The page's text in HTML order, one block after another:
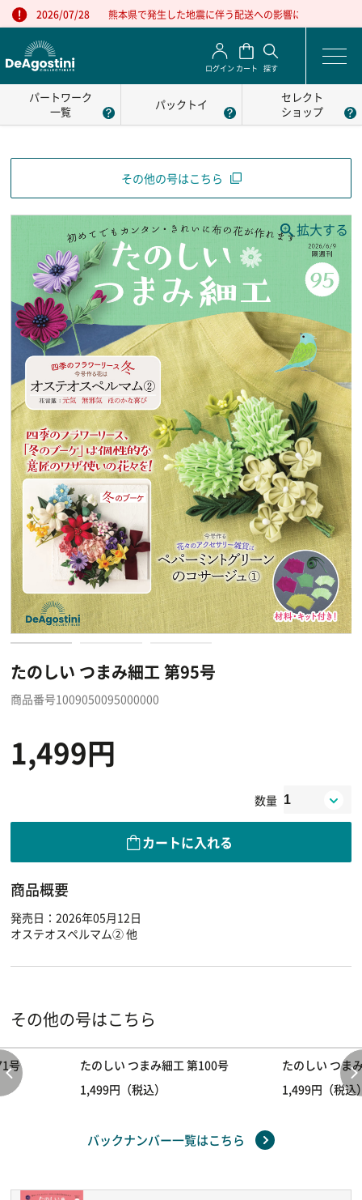
2026/07/28 熊本県で発生した地震に伴う配送への影響について
ログイン カート 探す
パートワーク
一覧
パックトイ
セレクト
ショップ
その他の号はこちら
たのしい つまみ細工 第95号
商品番号1009050095000000
1,499円
数量
カートに入れる
商品概要
発売日：2026年05月12日
オステオスペルマム② 他
その他の号はこちら
号
たのしい つまみ細工 第100号
1,499円（税込）
たのしい つま
1,499円（税込
バックナンバー一覧はこちら